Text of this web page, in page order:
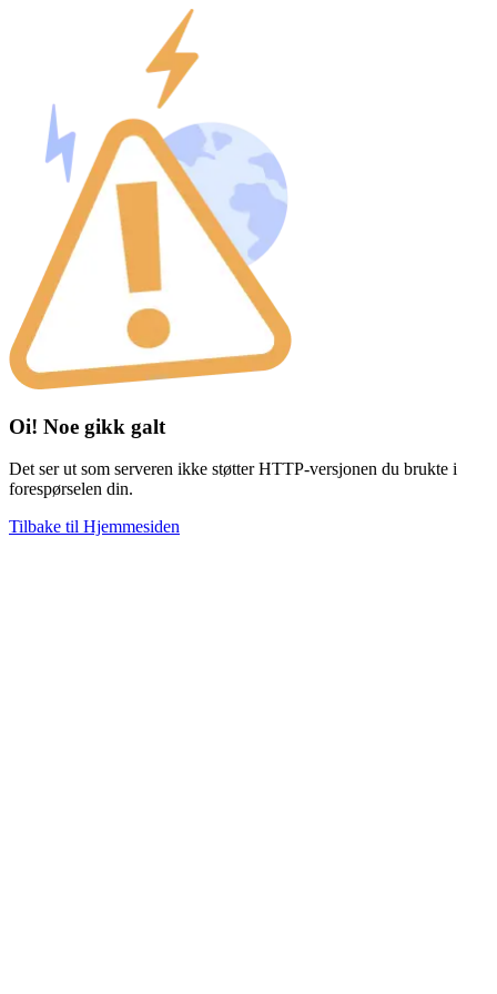
Oi! Noe gikk galt
Det ser ut som serveren ikke støtter HTTP-versjonen du brukte i
forespørselen din.
Tilbake til Hjemmesiden